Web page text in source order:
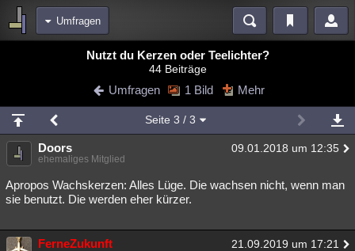
Umfragen
Blogs
Chat Wiki Neuigkeiten
meine Rubriken
Menschen Mystery Kriminalfälle
Spiritualität Verschwörungen Technologie Ufologie
weitere Rubriken
Nutzt du Kerzen oder Teelichter?
44 Beiträge
Umfragen 1 Bild Mehr
Seite 3 / 3
Doors 09.01.2018 um 12:35
ehemaliges Mitglied
Apropos Wachskerzen: Alles Lüge. Die wachsen nicht, wenn man
sie benutzt. Die werden eher kürzer.
FerneZukunft 21.09.2019 um 17:21